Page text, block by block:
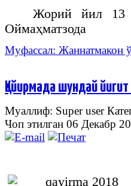
Жорий йил 13
Оймаҳматзода
Муфассал: Жаннатмакон
Қайирмада шундай
Муаллиф: Super user
Чоп этилган 06 Декабр